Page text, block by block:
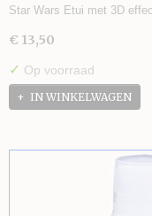
Star Wars Etui met 3D
€ 13,50
✓ Op voorraad
IN WINKELWAGEN